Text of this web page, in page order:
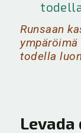
Runsaan
todella